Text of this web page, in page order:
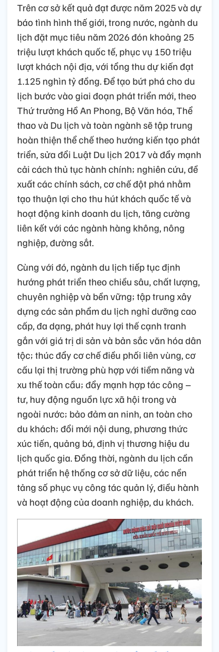
Trên cơ sở kết quả đạt được năm 2025 và dự
báo tình hình thế giới, trong nước, ngành du
lịch đặt mục tiêu năm 2026 đón khoảng 25
triệu lượt khách quốc tế, phục vụ 150 triệu
lượt khách nội địa, với tổng thu dự kiến đạt
1.125 nghìn tỷ đồng. Để tạo bứt phá cho du
lịch bước vào giai đoạn phát triển mới, theo
Thứ trưởng Hồ An Phong, Bộ Văn hóa, Thể
thao và Du lịch và toàn ngành sẽ tập trung
hoàn thiện thể chế theo hướng kiến tạo phát
triển, sửa đổi Luật Du lịch 2017 và đẩy mạnh
cải cách thủ tục hành chính; nghiên cứu, đề
xuất các chính sách, cơ chế đột phá nhằm
tạo thuận lợi cho thu hút khách quốc tế và
hoạt động kinh doanh du lịch, tăng cường
liên kết với các ngành hàng không, nông
nghiệp, đường sắt.
Cùng với đó, ngành du lịch tiếp tục định
hướng phát triển theo chiều sâu, chất lượng,
chuyên nghiệp và bền vững; tập trung xây
dựng các sản phẩm du lịch nghỉ dưỡng cao
cấp, đa dạng, phát huy lợi thế cạnh tranh
gắn với giá trị di sản và bản sắc văn hóa dân
tộc; thúc đẩy cơ chế điều phối liên vùng, cơ
cấu lại thị trường phù hợp với tiềm năng và
xu thế toàn cầu; đẩy mạnh hợp tác công –
tư, huy động nguồn lực xã hội trong và
ngoài nước; bảo đảm an ninh, an toàn cho
du khách; đổi mới nội dung, phương thức
xúc tiến, quảng bá, định vị thương hiệu du
lịch quốc gia. Đồng thời, ngành du lịch cần
phát triển hệ thống cơ sở dữ liệu, các nền
tảng số phục vụ công tác quản lý, điều hành
và hoạt động của doanh nghiệp, du khách.